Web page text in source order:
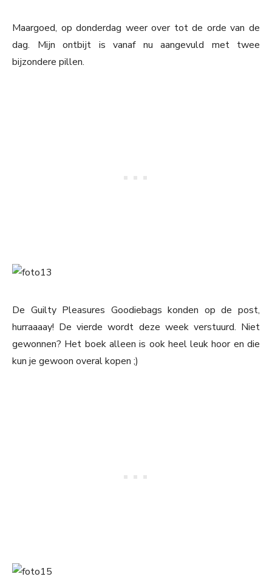
Maargoed, op donderdag weer over tot de orde van de
dag. Mijn ontbijt is vanaf nu aangevuld met twee
bijzondere pillen.
De Guilty Pleasures Goodiebags konden op de post,
hurraaaay! De vierde wordt deze week verstuurd. Niet
gewonnen? Het boek alleen is ook heel leuk hoor en die
kun je gewoon overal kopen ;)